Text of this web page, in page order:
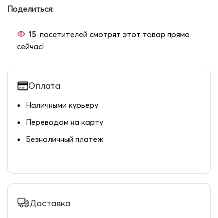
Поделиться:
15 посетителей смотрят этот товар прямо
сейчас!
Оплата
Наличными курьеру
Переводом на карту
Безналичный платеж
Доставка